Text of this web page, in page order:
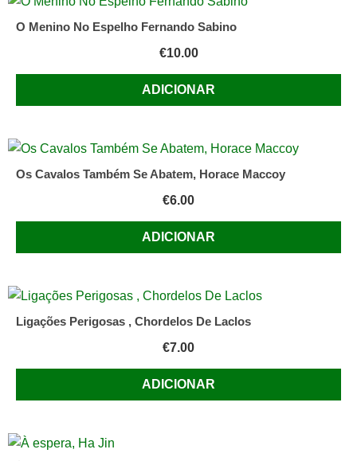
O Menino No Espelho Fernando Sabino
€10.00
ADICIONAR
Os Cavalos Também Se Abatem, Horace Maccoy
€6.00
ADICIONAR
Ligações Perigosas , Chordelos De Laclos
€7.00
ADICIONAR